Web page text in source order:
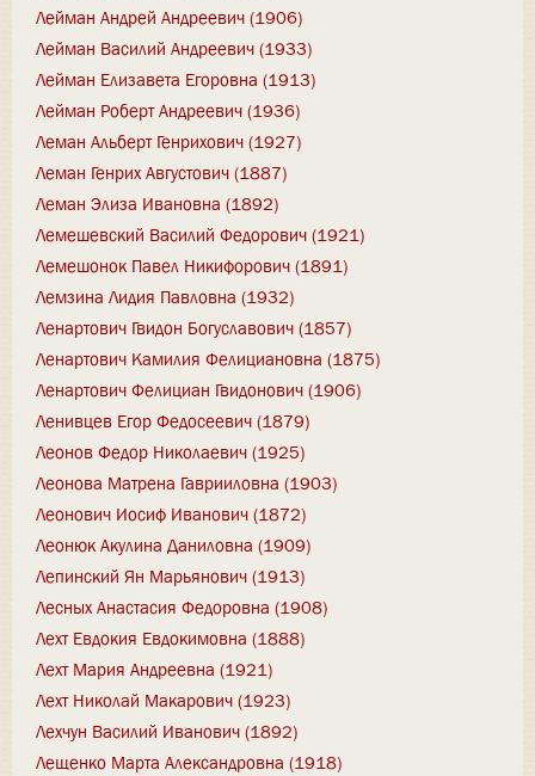
Лейман Андрей Андреевич (1906)
Лейман Василий Андреевич (1933)
Лейман Елизавета Егоровна (1913)
Лейман Роберт Андреевич (1936)
Леман Альберт Генрихович (1927)
Леман Генрих Августович (1887)
Леман Элиза Ивановна (1892)
Лемешевский Василий Федорович (1921)
Лемешонок Павел Никифорович (1891)
Лемзина Лидия Павловна (1932)
Ленартович Гвидон Богуславович (1857)
Ленартович Камилия Фелициановна (1875)
Ленартович Фелициан Гвидонович (1906)
Ленивцев Егор Федосеевич (1879)
Леонов Федор Николаевич (1925)
Леонова Матрена Гаврииловна (1903)
Леонович Иосиф Иванович (1872)
Леонюк Акулина Даниловна (1909)
Лепинский Ян Марьянович (1913)
Лесных Анастасия Федоровна (1908)
Лехт Евдокия Евдокимовна (1888)
Лехт Мария Андреевна (1921)
Лехт Николай Макарович (1923)
Лехчун Василий Иванович (1892)
Лещенко Марта Александровна (1918)